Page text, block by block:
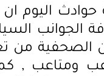
حوادث اليوم
الجوانب
الصحفية
ومتاعب ,